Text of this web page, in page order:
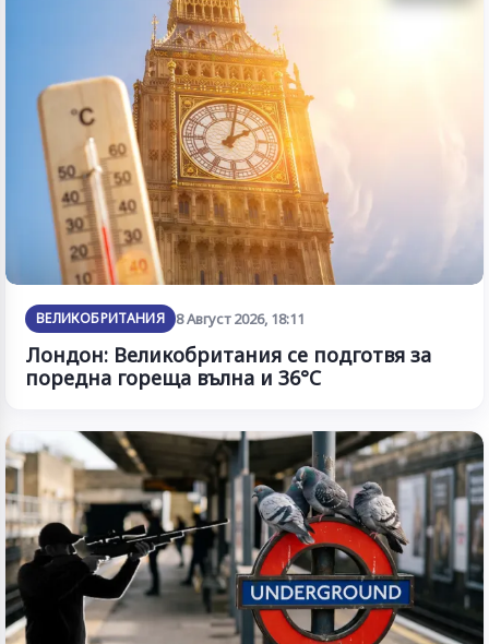
ВЕЛИКОБРИТАНИЯ 8 Август 2026, 18:11
Лондон: Великобритания се подготвя за
поредна гореща вълна и 36°C